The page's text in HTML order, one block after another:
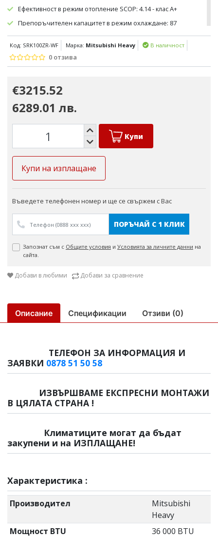
Ефективност в режим отопление SCOP: 4.14 - клас А+
Препоръчителен капацитет в режим охлаждане: 87
Препоръчителен капацитет в режим отопление: 80 кв.м/210
куб.м.
Код: SRK100ZR-WF Марка: Mitsubishi Heavy В наличност
0 отзива
€3215.52
6289.01 лв.
Купи
Купи на изплащане
Въведете телефонен номер и ще се свържем с Вас
ПОРЪЧАЙ С 1 КЛИК
Запознат съм с Общите условия и Условията за личните данни на
сайта.
Добави в любими Добави за сравнение
Описание Спецификации Отзиви (0)
ТЕЛЕФОН ЗА ИНФОРМАЦИЯ И
ЗАЯВКИ 0878 51 50 58
ИЗВЪРШВАМЕ ЕКСПРЕСНИ МОНТАЖИ
В ЦЯЛАТА СТРАНА !
Климатиците могат да бъдат
закупени и на ИЗПЛАЩАНЕ!
Характеристика :
Производител
Mitsubishi
Heavy
Мощност BTU
36 000 BTU